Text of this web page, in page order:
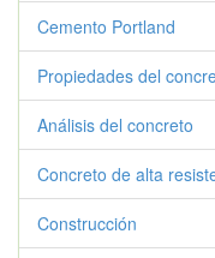
Cemento Portland
Propiedades del
Análisis del concreto
Concreto de alta
Construcción